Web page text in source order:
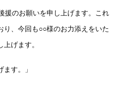
援のお願いを申し上げます。これ
り、今回も○○様のお力添えをいた
げます。
す。」